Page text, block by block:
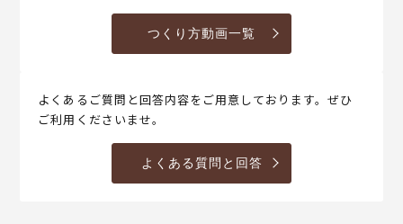
つくり方動画一覧
よくあるご質問と回答内容をご用意しております。ぜひ
ご利用くださいませ。
よくある質問と回答